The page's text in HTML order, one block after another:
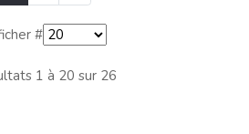
#
1 à 20 sur 26